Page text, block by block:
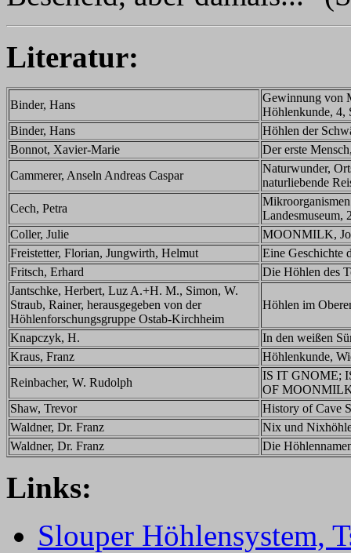
Literatur:
Binder, Hans
Gewinnung von
Höhlenkunde, 4,
Binder, Hans
Höhlen der
Bonnot, Xavier-Marie
Der erste
Cammerer, Anseln Andreas Caspar
Naturwunder,
naturliebende
Cech, Petra
Landesmuseum,
Coller, Julie
MOONMILK,
Freistetter, Florian, Jungwirth, Helmut
Eine Geschichte
Fritsch, Erhard
Die Höhlen des
Jantschke, Herbert, Luz A.+H. M., Simon, W.
Straub, Rainer, herausgegeben von der
Höhlenforschungsgruppe Ostab-Kirchheim
Höhlen im
Knapczyk, H.
In den weißen
Kraus, Franz
Höhlenkunde,
Reinbacher, W. Rudolph
IS IT GNOME;
OF
Shaw, Trevor
History of Cave
Waldner, Dr. Franz
Nix und
Waldner, Dr. Franz
Die
Links:
Slouper Höhlensystem,